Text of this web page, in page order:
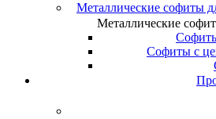
Металлические софиты
Металлические
Софиты с